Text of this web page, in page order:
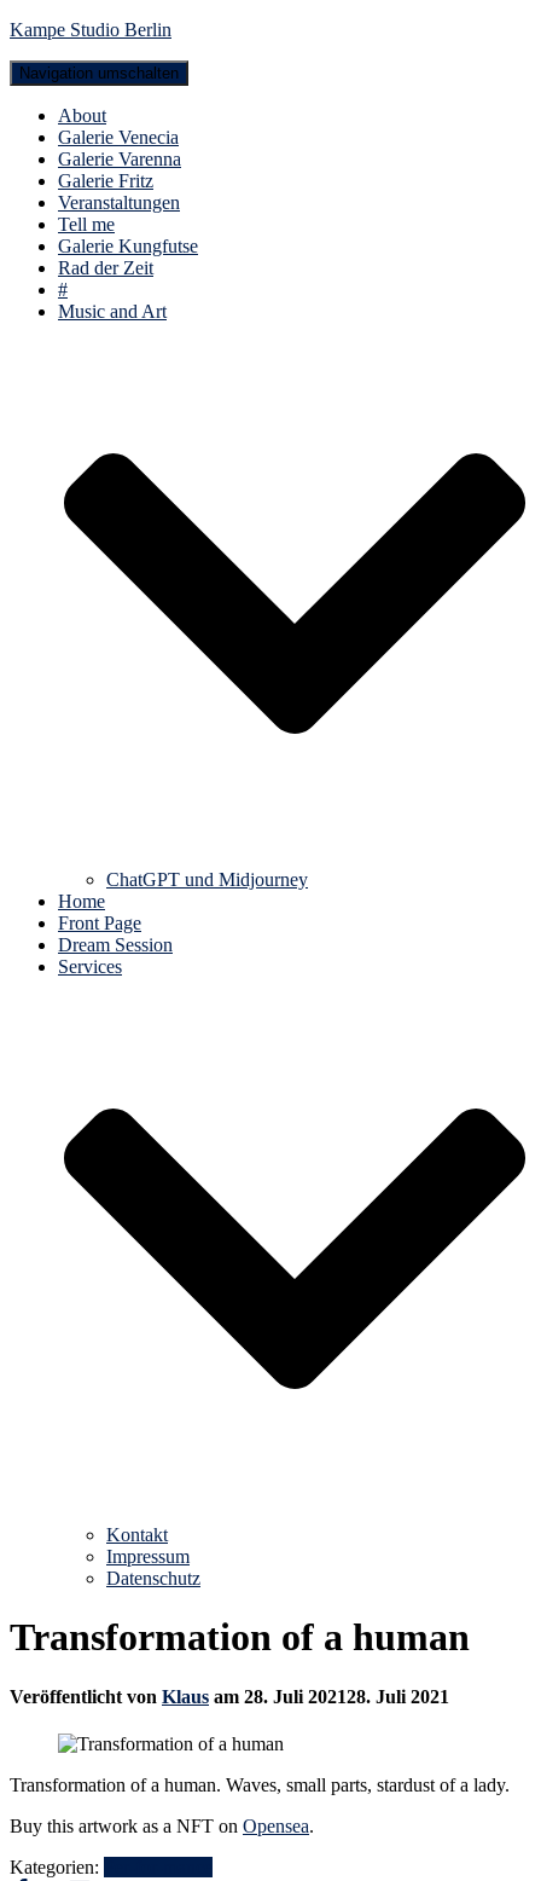
Kampe Studio Berlin
Navigation umschalten
About
Galerie Venecia
Galerie Varenna
Galerie Fritz
Veranstaltungen
Tell me
Galerie Kungfutse
Rad der Zeit
#
Music and Art
ChatGPT und Midjourney
Home
Front Page
Dream Session
Services
Kontakt
Impressum
Datenschutz
Transformation of a human
Veröffentlicht von Klaus am 28. Juli 202128. Juli 2021
Transformation of a human. Waves, small parts, stardust of a lady.
Buy this artwork as a NFT on Opensea.
Kategorien: